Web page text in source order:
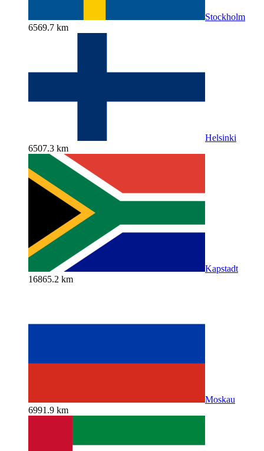
Stockholm
6569.7 km
Helsinki
6507.3 km
Kapstadt
16865.2 km
Moskau
6991.9 km